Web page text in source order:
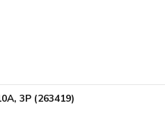
3P (263419)